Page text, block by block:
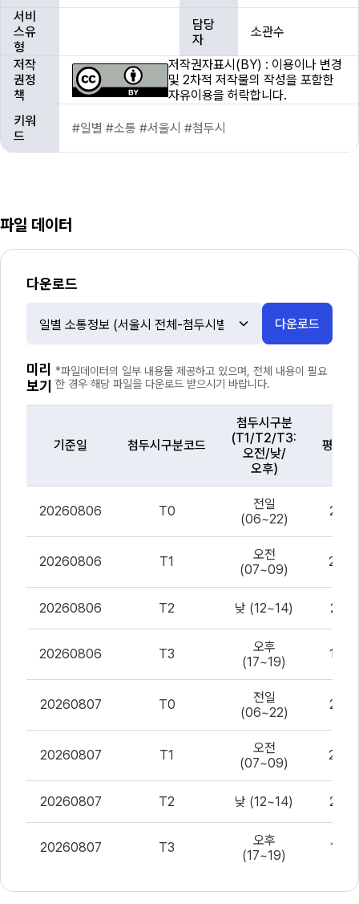
서비
스유
형
담당
자
소관수
저작
권정
책
저작권자표시(BY) : 이용이나 변경
및 2차적 저작물의 작성을 포함한
자유이용을 허락합니다.
키워
드
#일별 #소통 #서울시 #첨두시
파일 데이터
다운로드
선
택
다운로드
미리
보기
*파일데이터의 일부 내용물 제공하고 있으며, 전체 내용이 필요
한 경우 해당 파일을 다운로드 받으시기 바랍니다.
이
CSV
파
용
보
기준일 첨두시구분코드
첨두시구분
(T1/T2/T3:
오전/낮/
오후)
평균속
20260806 T0
전일
(06~22)
21.85
20260806 T1
오전
(07~09)
20260806 T2 낮 (12~14) 21.77
20260806 T3
오후
(17~19)
19.01
20260807 T0
전일
(06~22)
21.45
20260807 T1
오전
(07~09)
20260807 T2 낮 (12~14) 21.43
20260807 T3
오후
(17~19)
17.97
전일